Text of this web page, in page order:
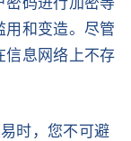
用和变造。尽管
信息网络上不存
时，您不可避